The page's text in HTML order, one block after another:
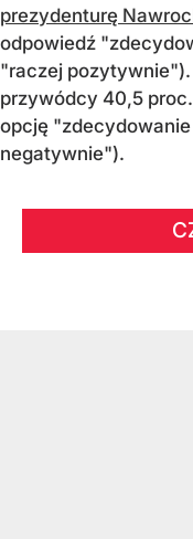
prezydenturę
odpowiedź
"raczej
przywódcy 40,5
opcję
negatywnie").